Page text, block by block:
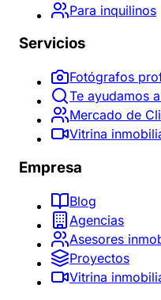
Para inquilinos
Servicios
Fotógrafos
Te ayudamos
Mercado de
Vitrina
Empresa
Blog
Agencias
Asesores
Proyectos
Vitrina